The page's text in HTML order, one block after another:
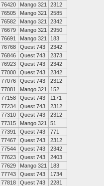
76420 Mango 321
2312
76505 Mango 321
2585
76582 Mango 321
2342
76679 Mango 321
2950
76691 Mango 321
183
76768 Quest 743
2342
76846 Quest 743
2373
76923 Quest 743
2342
77000 Quest 743
2342
77076 Quest 743
2312
77081 Mango 321
152
77158 Quest 743
1171
77234 Quest 743
2312
77310 Quest 743
2312
77315 Mango 321
51
77391 Quest 743
771
77467 Quest 743
2312
77544 Quest 743
2342
77623 Quest 743
2403
77629 Mango 321
183
77743 Quest 743
1734
77818 Quest 743
2281